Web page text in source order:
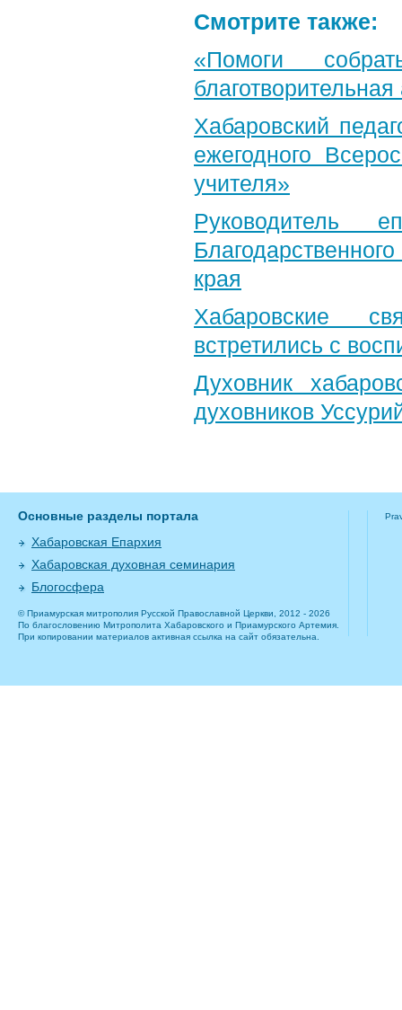
Смотрите также:
«Помоги
Хабаровский
ежегодного
учителя»
Руководитель
края
Хабаровские
встретились с
Духовник
духовников
Основные разделы портала
Хабаровская Епархия
Хабаровская духовная семинария
Блогосфера
© Приамурская митрополия Русской Православной Церкви, 2012 - 2026
По благословению Митрополита Хабаровского и Приамурского Артемия.
При копировании материалов активная ссылка на сайт обязательна.